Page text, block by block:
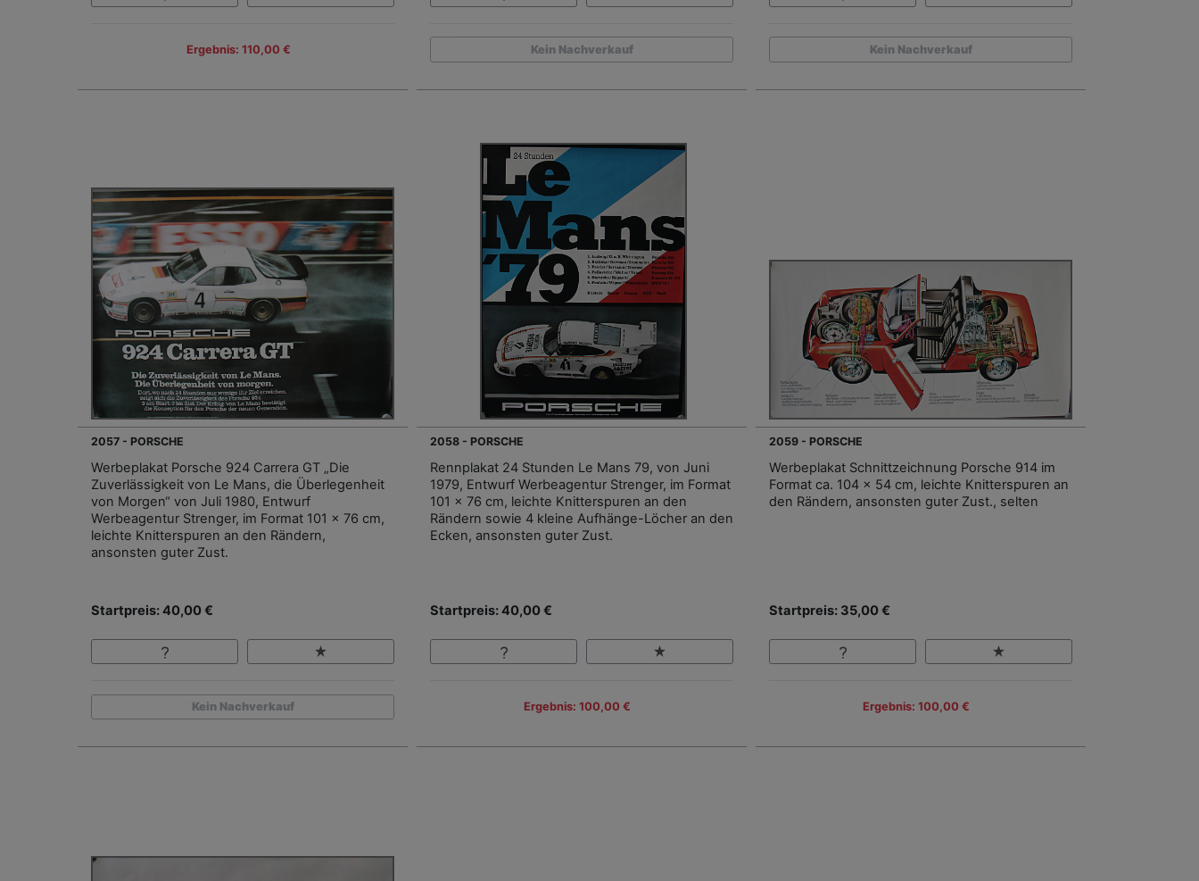
Ergebnis: 110,00 € Kein Nachverkauf Kein Nachverkauf
2057 - PORSCHE
Werbeplakat Porsche 924 Carrera GT „Die
Zuverlässigkeit von Le Mans, die Überlegenheit
von Morgen“ von Juli 1980, Entwurf
Werbeagentur Strenger, im Format 101 x 76 cm,
leichte Knitterspuren an den Rändern,
ansonsten guter Zust.
Startpreis: 40,00 €
Kein Nachverkauf
2058 - PORSCHE
Rennplakat 24 Stunden Le Mans 79, von Juni
1979, Entwurf Werbeagentur Strenger, im Format
101 x 76 cm, leichte Knitterspuren an den
Rändern sowie 4 kleine Aufhänge-Löcher an den
Ecken, ansonsten guter Zust.
Startpreis: 40,00 €
Ergebnis: 100,00 €
2059 - PORSCHE
Werbeplakat Schnittzeichnung Porsche 914 im
Format ca. 104 x 54 cm, leichte Knitterspuren an
den Rändern, ansonsten guter Zust., selten
Startpreis: 35,00 €
Ergebnis: 100,00 €